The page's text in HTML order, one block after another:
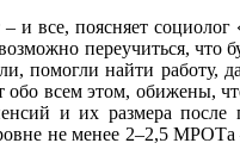
и все, поясняет
переучиться,
помогли найти работу,
всем этом, обижены,
и их размера
не менее 2–2,5